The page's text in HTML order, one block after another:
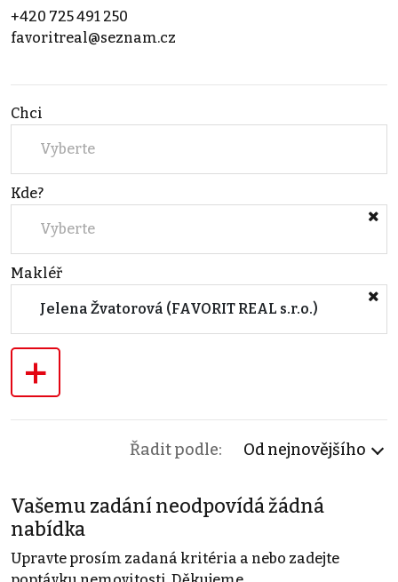
+420 725 491 250
favoritreal@seznam.cz
Chci
Vyberte
Kde?
Vyberte
Makléř
Jelena Žvatorová (FAVORIT REAL s.r.o.)
+
Řadit podle: Od nejnovějšího
Vašemu zadání neodpovídá žádná
nabídka
Upravte prosím zadaná kritéria a nebo zadejte